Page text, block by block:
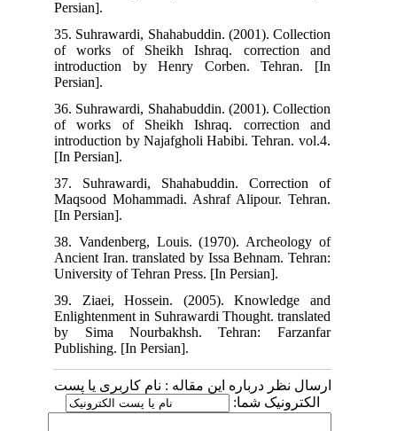
35. Suhrawardi, Shahabuddin. (2001). Collection
of works of Sheikh Ishraq. correction and
introduction by Henry Corben. Tehran. [In
36. Suhrawardi, Shahabuddin. (2001). Collection
of works of Sheikh Ishraq. correction and
introduction by Najafgholi Habibi. Tehran. vol.4.
[In Persian].
37. Suhrawardi, Shahabuddin. Correction of
Maqsood Mohammadi. Ashraf Alipour. Tehran.
[In Persian].
38. Vandenberg, Louis. (1970). Archeology of
Ancient Iran. translated by Issa Behnam. Tehran:
University of Tehran Press. [In Persian].
39. Ziaei, Hossein. (2005). Knowledge and
Enlightenment in Suhrawardi Thought. translated
by Sima Nourbakhsh. Tehran: Farzanfar
Publishing. [In Persian].
ارسال نظر درباره این مقاله : نام کاربری یا پست
الکترونیک شما: